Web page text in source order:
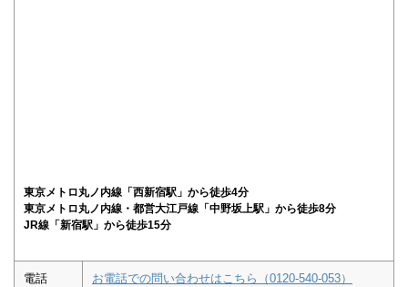
東京メトロ丸ノ内線「西新宿駅」から徒歩4分
東京メトロ丸ノ内線・都営大江戸線「中野坂上駅」から徒歩8分
JR線「新宿駅」から徒歩15分
電話 お電話での問い合わせはこちら（0120-540-053）